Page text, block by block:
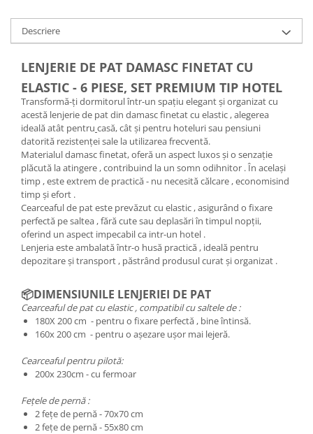
Descriere
LENJERIE DE PAT DAMASC FINETAT CU
ELASTIC - 6 PIESE, SET PREMIUM TIP HOTEL
Transformă-ți dormitorul într-un spațiu elegant și organizat cu
acestă lenjerie de pat din damasc finetat cu elastic , alegerea
ideală atât pentru casă, cât și pentru hoteluri sau pensiuni
datorită rezistenței sale la utilizarea frecventă.
Materialul damasc finetat, oferă un aspect luxos și o senzație
plăcută la atingere , contribuind la un somn odihnitor . În același
timp , este extrem de practică - nu necesită călcare , economisind
timp și efort .
Cearceaful de pat este prevăzut cu elastic , asigurând o fixare
perfectă pe saltea , fără cute sau deplasări în timpul nopții,
oferind un aspect impecabil ca intr-un hotel .
Lenjeria este ambalată într-o husă practică , ideală pentru
depozitare și transport , păstrând produsul curat și organizat .
📦DIMENSIUNILE LENJERIEI DE PAT
Cearceaful de pat cu elastic , compatibil cu saltele de :
180X 200 cm - pentru o fixare perfectă , bine întinsă.
160x 200 cm - pentru o așezare ușor mai lejeră.
Cearceaful pentru pilotă:
200x 230cm - cu fermoar
Fețele de pernă :
2 fețe de pernă - 70x70 cm
2 fețe de pernă - 55x80 cm